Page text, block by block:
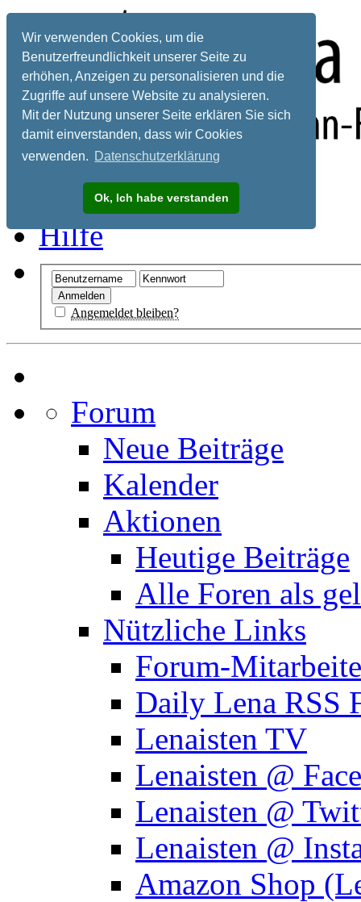
Wir verwenden Cookies, um die
Benutzerfreundlichkeit unserer Seite zu
erhöhen, Anzeigen zu personalisieren und die
Zugriffe auf unsere Website zu analysieren.
Mit der Nutzung unserer Seite erklären Sie sich
damit einverstanden, dass wir Cookies
verwenden. Datenschutzerklärung
Ok, Ich habe verstanden
Registrieren
Hilfe
Angemeldet bleiben?
Forum
Neue Beiträge
Kalender
Aktionen
Heutige Beiträge
Alle Foren als
Nützliche Links
Forum-
Daily Lena RSS
Lenaisten TV
Lenaisten @
Lenaisten @
Lenaisten @
Amazon Shop